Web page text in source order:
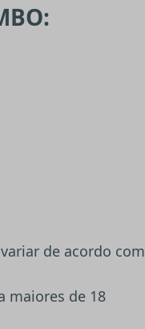
de acordo com
maiores de 18